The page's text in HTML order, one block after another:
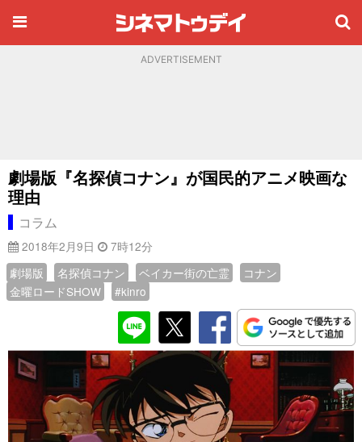
ADVERTISEMENT
劇場版『名探偵コナン』が国民的アニメ映画な
理由
コラム
2018年2月9日
7時12分
劇場版
名探偵コナン ベイカー街の亡霊
コナン
金曜ロードSHOW
#kinro